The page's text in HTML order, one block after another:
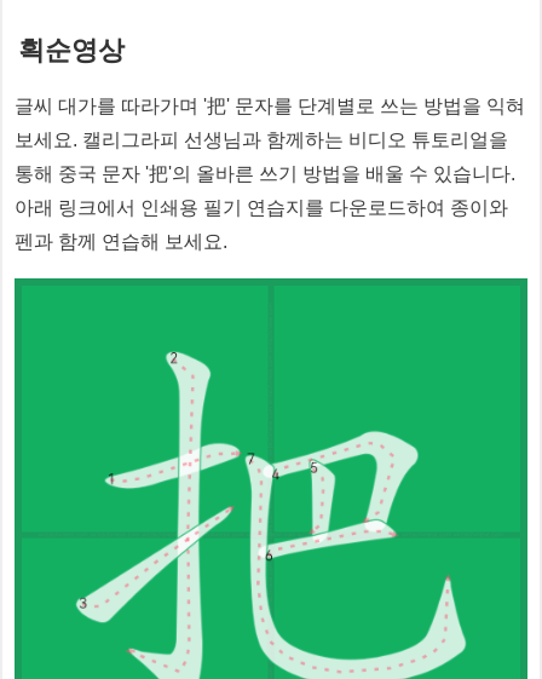
획순영상
글씨 대가를 따라가며 '把' 문자를 단계별로 쓰는 방법을 익혀
보세요. 캘리그라피 선생님과 함께하는 비디오 튜토리얼을
통해 중국 문자 '把'의 올바른 쓰기 방법을 배울 수 있습니다.
아래 링크에서 인쇄용 필기 연습지를 다운로드하여 종이와
펜과 함께 연습해 보세요.